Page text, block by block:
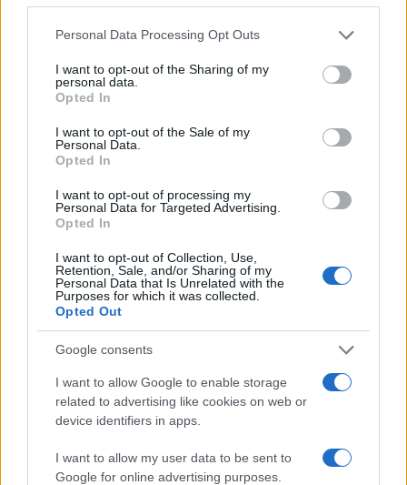
Please note that this website/app uses one or more Google
not limited to your visit or usage behaviour. You may click to
grant or deny consent to Google and its third-party tags to
use your data for below specified purposes in below Google
consent section.
Personal Data Processing Opt Outs
I want to opt-out of the Sharing of my
personal data.
Opted In
I want to opt-out of the Sale of my
Personal Data.
Opted In
I want to opt-out of processing my
Personal Data for Targeted Advertising.
Opted In
I want to opt-out of Collection, Use,
Retention, Sale, and/or Sharing of my
Personal Data that Is Unrelated with the
Purposes for which it was collected.
Opted Out
Google consents
I want to allow Google to enable storage
related to advertising like cookies on web or
device identifiers in apps.
I want to allow my user data to be sent to
Google for online advertising purposes.
δήλωση της οικογένειας της 38χρονης
Ριτσώνας το «ύστατο χαίρε» στον Έλληνα
σύνδεσμο του ελικοπτέρου που έπεσε στην
Ψάθα
Πιο σχολιασμένα
Μητσοτάκης στην υπογραφή συμφωνίας
για την ηλεκτρική διασύνδεση Ελλάδας –
Κύπρου: «Ισχυρή ψήφος εμπιστοσύνης» η
είσοδος της Meridiam στην GSI
Έφυγαν οι συνεργάτες, μένει η Μαρία
Καρυστιανού - Η επόμενη μέρα για την
«Ελπίδα για τη Δημοκρατία»
κατασκευή του αεροσκάφους που θα
επιχειρεί και τη νύχτα στα μέτωπα της
φωτιάς
Αυγερινός, Μουτσάτσου και ακόμη 20
πρώην στελέχη κατά Καρυστιανού: «Δεν
αποχωρήσαμε για καρέκλες», αιχμές για
«συγκεντρωτικό μοντέλο»